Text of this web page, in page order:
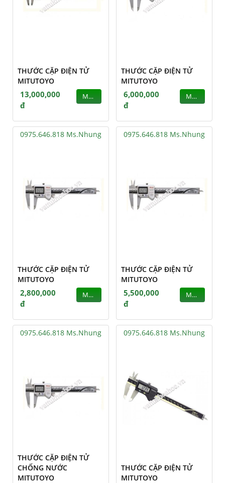
THƯỚC CẶP ĐIỆN TỬ
MITUTOYO
13,000,000
đ
MUA
THƯỚC CẶP ĐIỆN TỬ
MITUTOYO
6,000,000
đ
MUA
0975.646.818 Ms.Nhung
THƯỚC CẶP ĐIỆN TỬ
MITUTOYO
2,800,000
đ
MUA
0975.646.818 Ms.Nhung
THƯỚC CẶP ĐIỆN TỬ
MITUTOYO
5,500,000
đ
MUA
0975.646.818 Ms.Nhung
THƯỚC CẶP ĐIỆN TỬ
CHỐNG NƯỚC
MITUTOYO
0975.646.818 Ms.Nhung
THƯỚC CẶP ĐIỆN TỬ
MITUTOYO